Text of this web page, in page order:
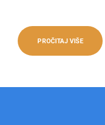
PROČITAJ VIŠE